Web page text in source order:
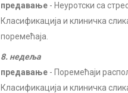
предавање - Неуротски са
Класификација и клиничка
поремећаја.
8. недеља
предавање - Поремећаји
Класификација и клиничка